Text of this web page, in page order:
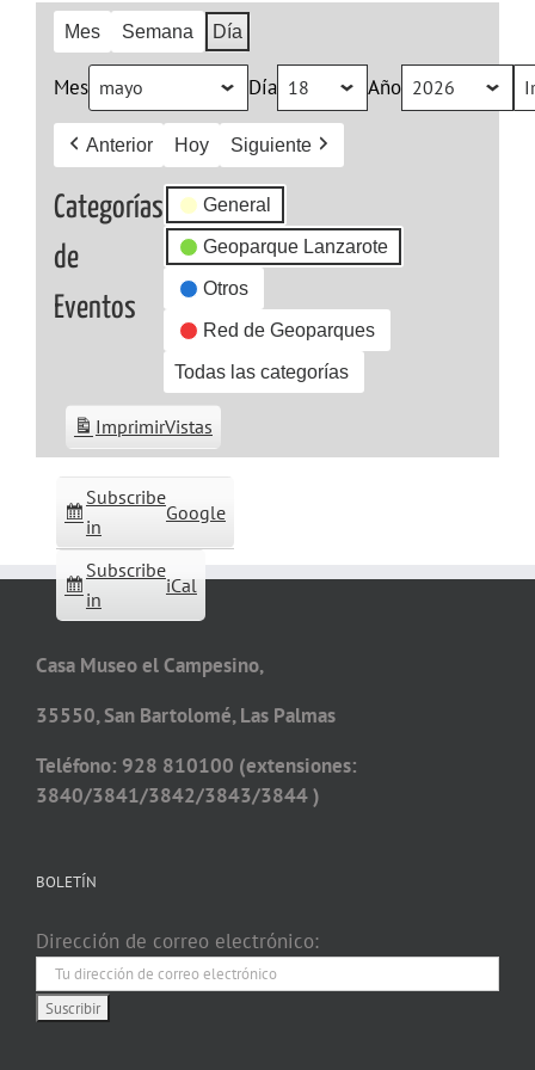
Mes Semana Día
Mes Día Año
Anterior Hoy Siguiente
Categorías
de
Eventos
General
Geoparque Lanzarote
Otros
Red de Geoparques
Todas las categorías
Subscribe
in
Google
Subscribe
in
iCal
ImprimirVistas
Casa Museo el Campesino,
35550, San Bartolomé, Las Palmas
Teléfono: 928 810100 (extensiones:
3840/3841/3842/3843/3844 )
BOLETÍN
Dirección de correo electrónico: